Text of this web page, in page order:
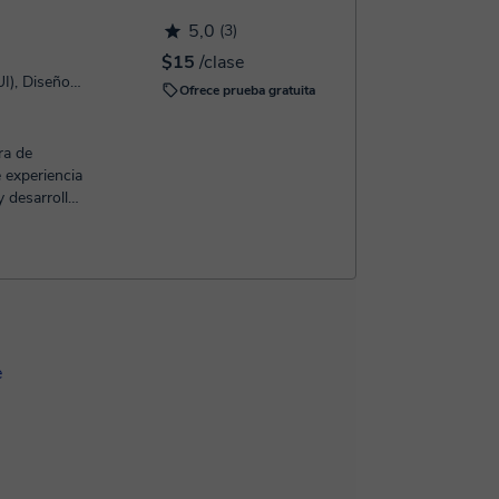
5,0 (3)
$15 /clase
Ofrece prueba gratuita
Diseño de Interfaces (UX y UI), Diseño Web
desarrollo